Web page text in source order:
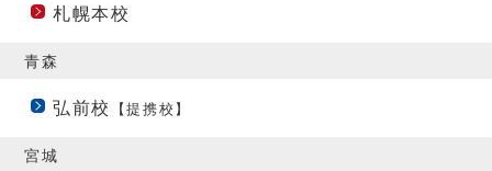
札幌本校
青森
弘前校 【提携校】
宮城